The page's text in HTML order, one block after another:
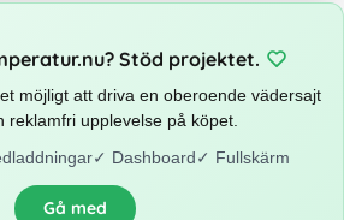
Stöd projektet.
möjligt att driva en oberoende vädersajt
upplevelse på köpet.
✓ Dashboard✓ Fullskärm
Gå med